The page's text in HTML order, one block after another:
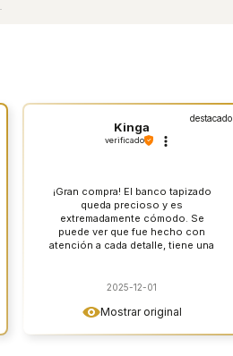
Mostrar original
destacado
Kinga
verificado
¡Gran compra! El banco tapizado
queda precioso y es
extremadamente cómodo. Se
puede ver que fue hecho con
atención a cada detalle, tiene una
conciencia tranquila.
2025-12-01